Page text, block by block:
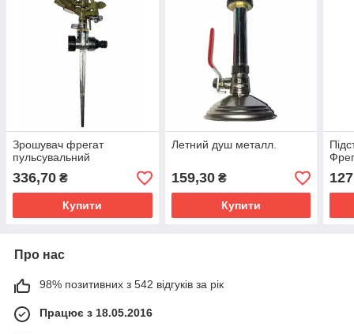
Зрошувач фрегат
пульсувальний
336,70 ₴
Купити
Летний душ металл.
159,30₴
Купити
Про нас
98% позитивних з 542 відгуків за рік
Працює з 18.05.2016